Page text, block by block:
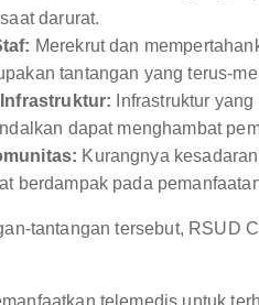
darurat.
Merekrut dan
tantangan yang terus-
Infrastruktur
dapat menghambat
Kurangnya
berdampak pada
tantangan tersebut, RSUD
telemedis untuk